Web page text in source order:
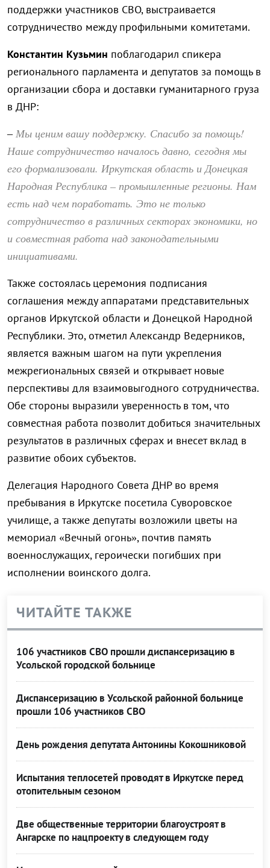
поддержки участников СВО, выстраивается
сотрудничество между профильными комитетами.
Константин Кузьмин поблагодарил спикера
регионального парламента и депутатов за помощь в
организации сбора и доставки гуманитарного груза
в ДНР:
–Мы ценим вашу поддержку. Спасибо за помощь!
Наше сотрудничество началось давно, сегодня мы
его формализовали. Иркутская область и Донецкая
Народная Республика – промышленные регионы. Нам
есть над чем поработать. Это не только
сотрудничество в различных секторах экономики, но
и совместная работа над законодательными
инициативами.
Также состоялась церемония подписания
соглашения между аппаратами представительных
органов Иркутской области и Донецкой Народной
Республики. Это, отметил Александр Ведерников,
является важным шагом на пути укрепления
межрегиональных связей и открывает новые
перспективы для взаимовыгодного сотрудничества.
Обе стороны выразили уверенность в том, что
совместная работа позволит добиться значительных
результатов в различных сферах и внесет вклад в
развитие обоих субъектов.
Делегация Народного Совета ДНР во время
пребывания в Иркутске посетила Суворовское
училище, а также депутаты возложили цветы на
мемориал «Вечный огонь», почтив память
военнослужащих, героически погибших при
исполнении воинского долга.
ЧИТАЙТЕ ТАКЖЕ
106 участников СВО прошли диспансеризацию в
Усольской городской больнице
Диспансеризацию в Усольской районной больнице
прошли 106 участников СВО
День рождения депутата Антонины Кокошниковой
Испытания теплосетей проводят в Иркутске перед
отопительным сезоном
Две общественные территории благоустроят в
Ангарске по нацпроекту в следующем году